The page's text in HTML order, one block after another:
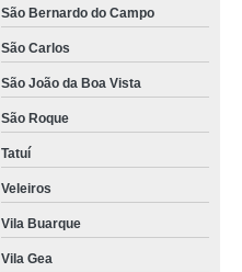
São Bernardo do Campo
São Carlos
São João da Boa Vista
São Roque
Tatuí
Veleiros
Vila Buarque
Vila Gea